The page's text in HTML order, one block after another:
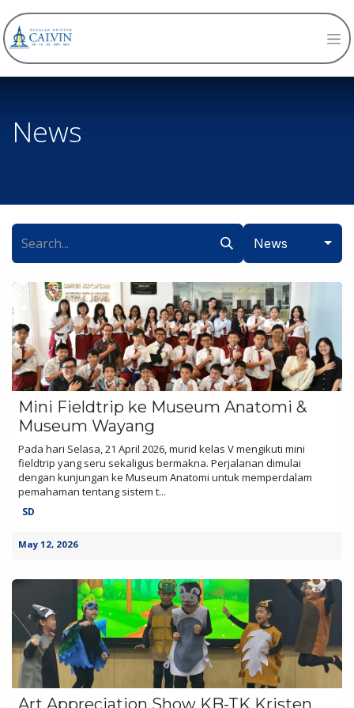
News
News
Mini Fieldtrip ke Museum Anatomi &
Museum Wayang
Pada hari Selasa, 21 April 2026, murid kelas V mengikuti mini
fieldtrip yang seru sekaligus bermakna. Perjalanan dimulai
dengan kunjungan ke Museum Anatomi untuk memperdalam
pemahaman tentang sistem t...
SD
May 12, 2026
Art Appreciation Show KB-TK Kristen